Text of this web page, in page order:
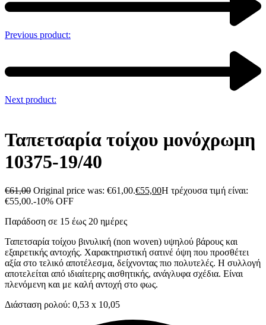
Previous product:
Next product:
Ταπετσαρία τοίχου μονόχρωμη
10375-19/40
€61,00 Original price was: €61,00.€55,00Η τρέχουσα τιμή είναι:
€55,00.-10% OFF
Παράδοση σε 15 έως 20 ημέρες
Ταπετσαρία τοίχου βινυλική (non woven) υψηλού βάρους και
εξαιρετικής αντοχής. Χαρακτηριστική σατινέ όψη που προσθέτει
αξία στο τελικό αποτέλεσμα, δείχνοντας πιο πολυτελές. Η συλλογή
αποτελείται από ιδιαίτερης αισθητικής, ανάγλυφα σχέδια. Είναι
πλενόμενη και με καλή αντοχή στο φως.
Διάσταση ρολού: 0,53 x 10,05